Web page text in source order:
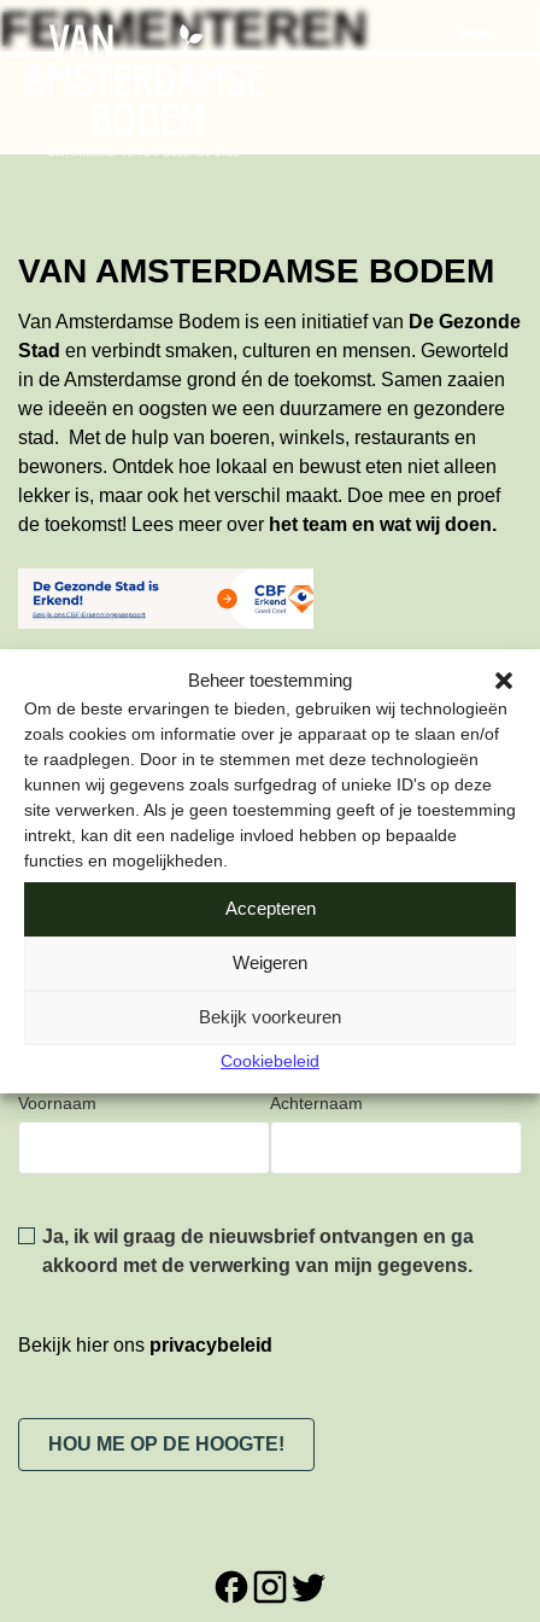
Beheer toestemming
Om de beste ervaringen te bieden, gebruiken wij technologieën
zoals cookies om informatie over je apparaat op te slaan en/of
te raadplegen. Door in te stemmen met deze technologieën
kunnen wij gegevens zoals surfgedrag of unieke ID's op deze
site verwerken. Als je geen toestemming geeft of je toestemming
intrekt, kan dit een nadelige invloed hebben op bepaalde
functies en mogelijkheden.
Accepteren
Weigeren
Bekijk voorkeuren
Cookiebeleid
Skip
to
Search
FERMENTEREN
VAN AMSTERDAMSE BODEM
Van Amsterdamse Bodem is een initiatief van De Gezonde
Stad en verbindt smaken, culturen en mensen. Geworteld
in de Amsterdamse grond én de toekomst. Samen zaaien
we ideeën en oogsten we een duurzamere en gezondere
stad. Met de hulp van boeren, winkels, restaurants en
bewoners. Ontdek hoe lokaal en bewust eten niet alleen
lekker is, maar ook het verschil maakt. Doe mee en proef
de toekomst! Lees meer over het team en wat wij doen.
ONZE NIEUWSBRIEF
Schrijf je in voor onze nieuwsbrief om als eerste te lezen
over de leukste projecten en duurzame tips over hoe jij de
stad gezond kunt maken.
Voornaam Achternaam
Privacy
Ja, ik wil graag de nieuwsbrief ontvangen en ga
akkoord met de verwerking van mijn gegevens.
Bekijk hier ons privacybeleid